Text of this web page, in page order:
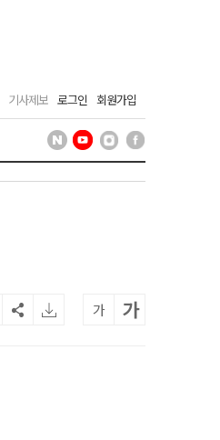
기사제보 로그인 회원가입
가 가